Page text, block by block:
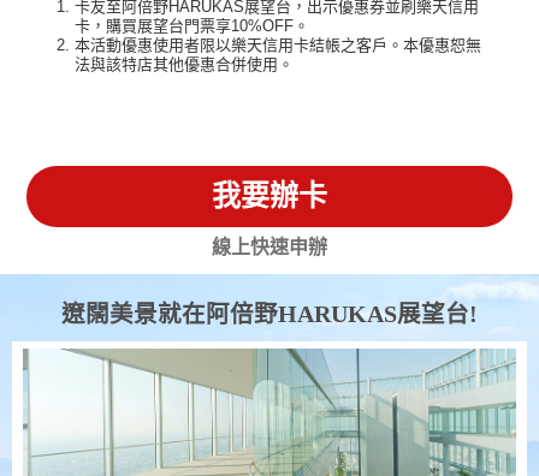
卡友至阿倍野HARUKAS展望台，出示優惠券並刷樂天信用
卡，購買展望台門票享10%OFF。
本活動優惠使用者限以樂天信用卡結帳之客戶。本優惠恕無
法與該特店其他優惠合併使用。
我要辦卡
線上快速申辦
遼闊美景就在阿倍野HARUKAS展望台!